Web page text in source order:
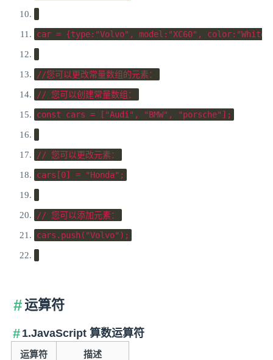
car = {type: "Volvo" , model : "XC60" , color: "White"
//您可以更改常量数组的元素：
// 您可以创建常量数组：
const cars = [ "Audi" , "BMW" , "porsche" ];
// 您可以更改元素：
cars [0] = "Honda" ;
// 您可以添加元素：
cars . push( "Volvo" );
运算符
1.JavaScript 算数运算符
运算符 描述